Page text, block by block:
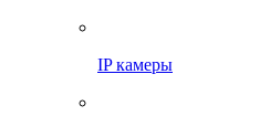
IP камеры